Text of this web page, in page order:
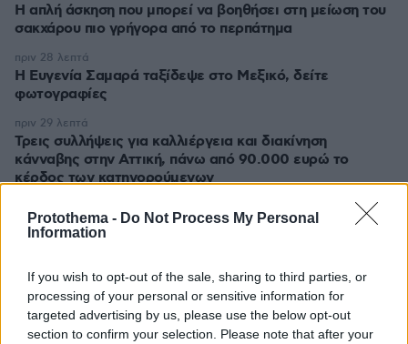
Protothema - Do Not Process My Personal
Information
If you wish to opt-out of the sale, sharing to third parties, or
processing of your personal or sensitive information for
targeted advertising by us, please use the below opt-out
section to confirm your selection. Please note that after your
Η απλή άσκηση που μπορεί να βοηθήσει στη μείωση του
σακχάρου πιο γρήγορα από το περπάτημα
Η Ευγενία Σαμαρά ταξίδεψε στο Μεξικό, δείτε
φωτογραφίες
πριν 28 λεπτά
Τρεις συλλήψεις για καλλιέργεια και διακίνηση
κάνναβης στην Αττική, πάνω από 90.000 ευρώ το
κέρδος των κατηγορούμενων
πριν 29 λεπτά
ΔΕΙΤΕ ΟΛΕΣ ΤΙΣ ΕΙΔΗΣΕΙΣ
ΤΑ ΠΙΟ ΔΗΜΟΦΙΛΗ